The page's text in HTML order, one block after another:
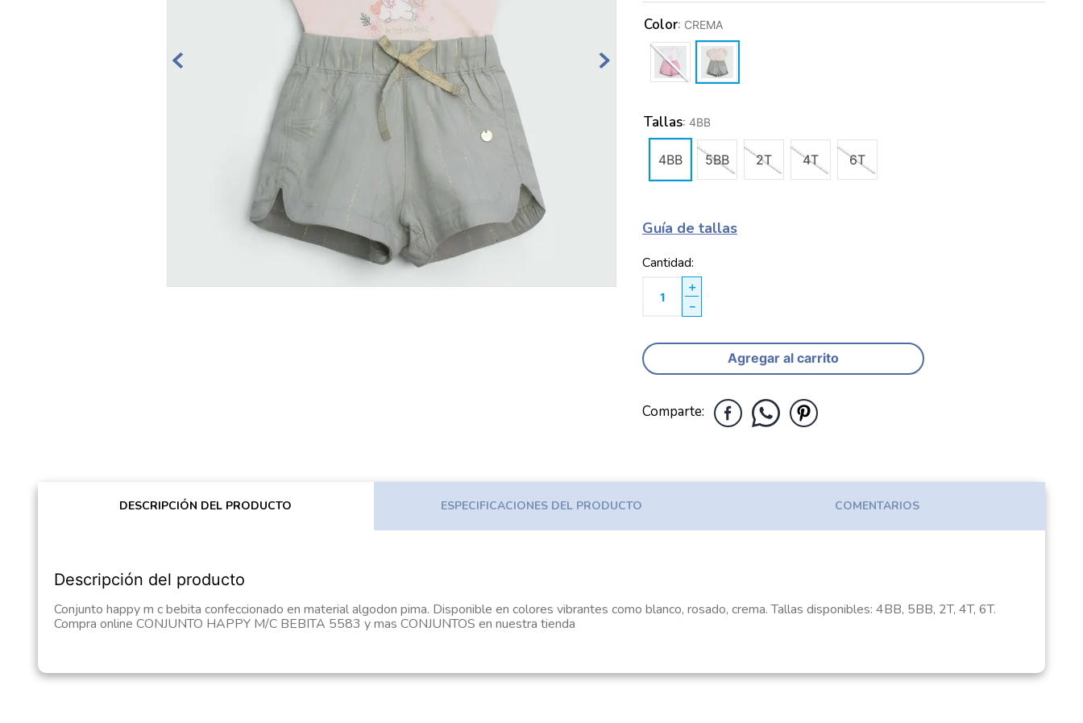
Tallas: 4BB
4BB 5BB 2T 4T 6T
Color: CREMA
Guía de tallas
Cantidad
＋
－
Agregar al carrito
Comparte
DESCRIPCIÓN DEL PRODUCTO ESPECIFICACIONES DEL PRODUCTO COMENTARIOS
Descripción del producto
Conjunto happy m c bebita confeccionado en material algodon pima. Disponible en colores vibrantes como blanco, rosado, crema. Tallas disponibles: 4BB, 5BB, 2T, 4T, 6T.
Compra online CONJUNTO HAPPY M/C BEBITA 5583 y mas CONJUNTOS en nuestra tienda